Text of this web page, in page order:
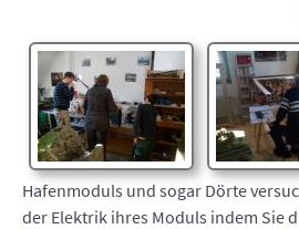
Hafenmoduls und sogar Dörte
der Elektrik ihres Moduls indem Sie